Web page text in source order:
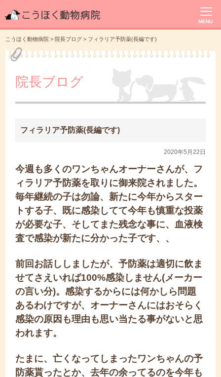
MENU
こうほく動物病院 >院長ブログ > フィラリア予防薬(長編です)
院長ブログ
フィラリア予防薬(長編です)
2020年5月22日
今週も多くのワンちゃんオーナーさんが、フ
ィラリア予防薬を取りに御来院されました。
毎年継続の子は勿論、新たに今年からスター
トする子、既に感染してて今年も慎重な投薬
が必要な子、そしてまた残念な事に、血液検
査で感染が新たに分かった子です、、
前回お話ししましたが、予防薬は適切に飲ま
せてさえいれば100%感染しません(メーカー
の言い分)。感染するからには何かしら問題
あるわけですが、オーナーさんにはおそらく
感染の原因も理由も思い当たる事がないと思
われます。
たまに、亡くなってしまったワンちゃんの予
防薬貰ったとか、去年の余ってるのを今年も